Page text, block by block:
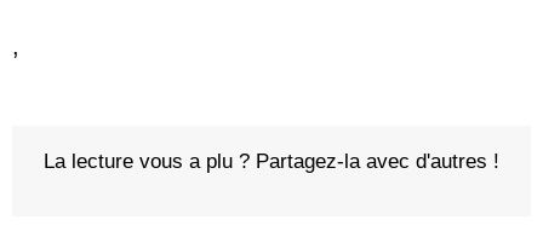
,
La lecture vous a plu ? Partagez-la avec d'autres !